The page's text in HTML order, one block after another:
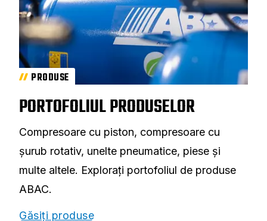
PRODUSE
PORTOFOLIUL PRODUSELOR
Compresoare cu piston, compresoare cu
șurub rotativ, unelte pneumatice, piese și
multe altele. Explorați portofoliul de produse
ABAC.
Găsiți produse